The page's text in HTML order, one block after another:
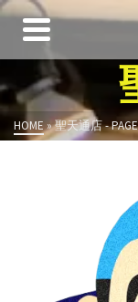
HOME»聖天通店-